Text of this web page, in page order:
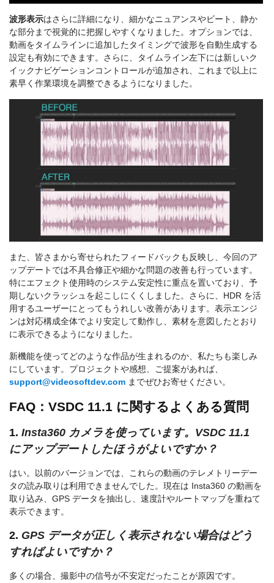
波形表示はさらに詳細になり、細かなニュアンスやビート、静か
な部分まで視覚的に把握しやすくなりました。オプションでは、
動画をタイムラインに追加したタイミングで波形を自動生成する
設定も有効にできます。さらに、タイムライン左下には新しいク
イックナビゲーションコントロールが追加され、これまで以上に
素早く作業環境を調整できるようになりました。
また、皆さまから寄せられたフィードバックも反映し、今回のア
ップデートでは不具合修正や細かな問題の改善も行っています。
特にエフェクト使用時のシステム安定性に重点を置いており、予
期しないクラッシュを起こしにくくしました。さらに、HDR を活
用するユーザーにとってもうれしい改善があります。表示エンジ
ンは対応構成全体でより安定して動作し、素材を意図したとおり
に表示できるようになりました。
新機能を使ってどのような作品が生まれるのか、私たちも楽しみ
にしています。プロジェクトや感想、ご提案があれば、
support@videosoftdev.com までぜひお寄せください。
FAQ：VSDC 11.1 に関するよくある質問
1. Insta360 カメラを使っています。VSDC 11.1
にアップデートしたほうがよいですか？
はい。以前のバージョンでは、これらの動画のテレメトリーデー
タの読み取りは利用できませんでした。現在は Insta360 の動画を
取り込み、GPS データを抽出し、速度計やルートマップを重ねて
表示できます。
2. GPS データが正しく表示されない場合はどう
すればよいですか？
多くの場合、撮影中の信号が不安定だったことが原因です。